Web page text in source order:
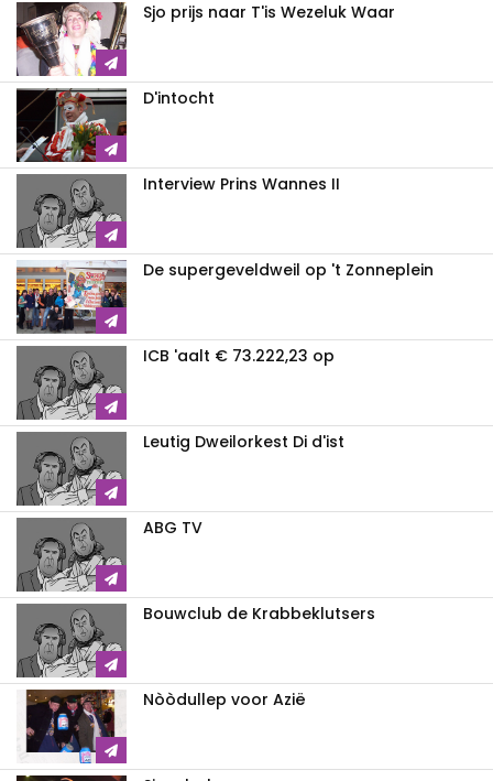
Sjo prijs naar T'is Wezeluk Waar
D'intocht
Interview Prins Wannes II
De supergeveldweil op 't Zonneplein
ICB 'aalt € 73.222,23 op
Leutig Dweilorkest Di d'ist
ABG TV
Bouwclub de Krabbeklutsers
Nòòdullep voor Azië